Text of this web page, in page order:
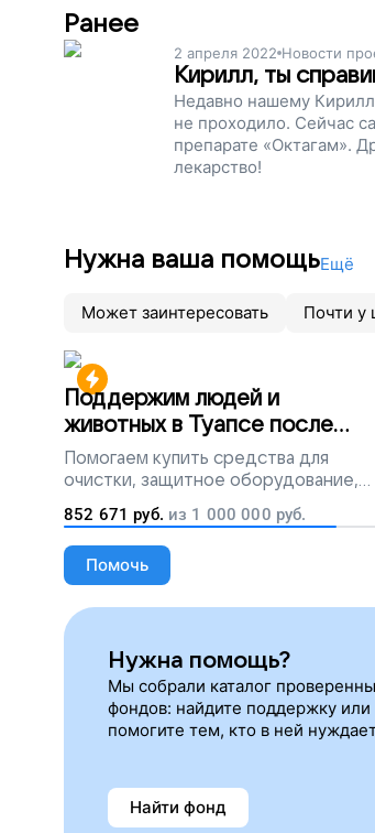
Ранее
2 апреля 2022 Новости
Кирилл, ты
Недавно нашему
не проходило. Сейчас
препарате «Октагам».
лекарство!
Нужна ваша помощьЕщё
Может заинтересовать Почти у
Поддержим людей и
животных в Туапсе после
разлива мазута
Помогаем купить средства для
очистки, защитное оборудование,
лекарства, корм и предметы первой
необходимости
852 671 руб. из 1 000 000 руб.
Помочь
Нужна помощь?
Мы собрали каталог
фондов: найдите поддержку или
помогите тем, кто в ней
Найти фонд